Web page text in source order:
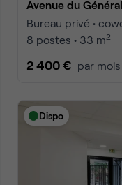
Avenue du
Bureau privé •
8 postes • 33 m2
2 400 € par mois
Dispo